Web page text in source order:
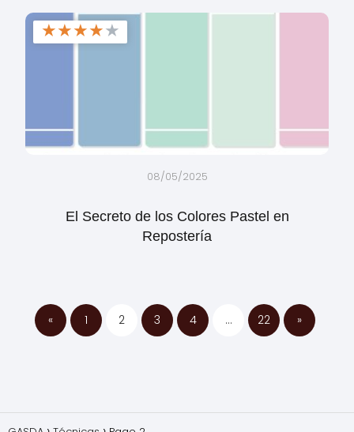
★★★★★
08/05/2025
El Secreto de los Colores Pastel en
Repostería
« 1 2 3 4 … 22 »